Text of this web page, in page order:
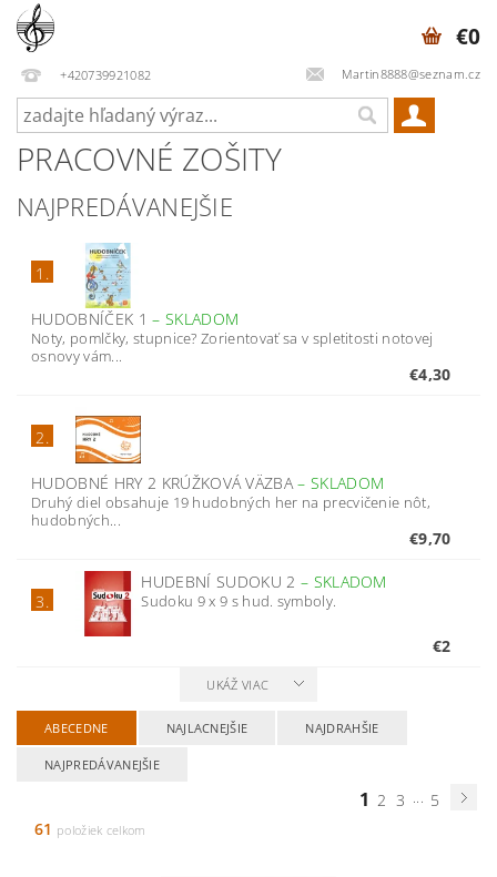
+420739921082 Martin8888@seznam.cz
€0
PRACOVNÉ ZOŠITY
NAJPREDÁVANEJŠIE
1.
HUDOBNÍČEK 1– SKLADOM
Noty, pomlčky, stupnice? Zorientovať sa v spletitosti notovej
osnovy vám...
€4,30
2.
HUDOBNÉ HRY 2 KRÚŽKOVÁ VÄZBA–SKLADOM
Druhý diel obsahuje 19 hudobných her na precvičenie nôt,
hudobných...
€9,70
3.
HUDEBNÍ SUDOKU 2 – SKLADOM
Sudoku 9 x 9 s hud. symboly.
€2
UKÁŽ VIAC
ABECEDNE NAJLACNEJŠIE NAJDRAHŠIE
NAJPREDÁVANEJŠIE
1 2 3 ... 5
61 položiek celkom